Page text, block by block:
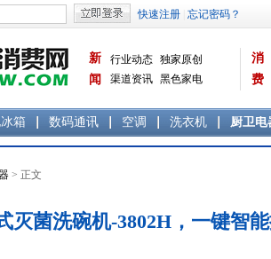
新
闻
行业动态 独家原创
渠道资讯 黑色家电
消
费
箱 数码通讯 空调 洗衣机 厨卫电
> 正文
灭菌洗碗机-3802H，一键智